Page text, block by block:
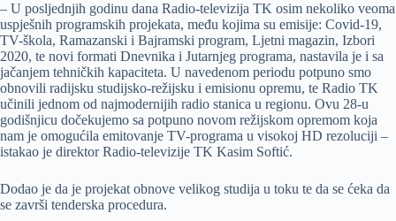
– U posljednjih godinu dana Radio-televizija TK osim nekoliko veoma
uspješnih programskih projekata, među kojima su emisije: Covid-19,
TV-škola, Ramazanski i Bajramski program, Ljetni magazin, Izbori
2020, te novi formati Dnevnika i Jutarnjeg programa, nastavila je i sa
jačanjem tehničkih kapaciteta. U navedenom periodu potpuno smo
obnovili radijsku studijsko-režijsku i emisionu opremu, te Radio TK
učinili jednom od najmodernijih radio stanica u regionu. Ovu 28-u
godišnjicu dočekujemo sa potpuno novom režijskom opremom koja
nam je omogućila emitovanje TV-programa u visokoj HD rezoluciji –
istakao je direktor Radio-televizije TK Kasim Softić.
Dodao je da je projekat obnove velikog studija u toku te da se ćeka da
se završi tenderska procedura.